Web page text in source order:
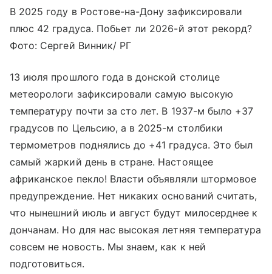
В 2025 году в Ростове-на-Дону зафиксировали
плюс 42 градуса. Побьет ли 2026-й этот рекорд?
Фото: Сергей Винник/ РГ
13 июля прошлого года в донской столице
метеорологи зафиксировали самую высокую
температуру почти за сто лет. В 1937-м было +37
градусов по Цельсию, а в 2025-м столбики
термометров поднялись до +41 градуса. Это был
самый жаркий день в стране. Настоящее
африканское пекло! Власти объявляли штормовое
предупреждение. Нет никаких оснований считать,
что нынешний июль и август будут милосерднее к
дончанам. Но для нас высокая летняя температура
совсем не новость. Мы знаем, как к ней
подготовиться.